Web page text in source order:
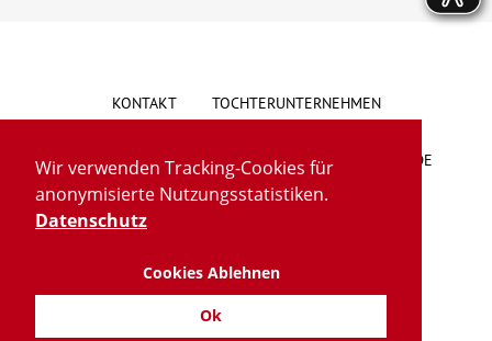
Wir verwenden Tracking-Cookies für
anonymisierte Nutzungsstatistiken.
Datenschutz
Cookies Ablehnen
Ok
KONTAKT TOCHTERUNTERNEHMEN
HINWEISGEBERSYSTEM VORSCHLAG/BESCHWERDE
LIEFERKETTENGESETZ
IMPRESSUM DATENSCHUTZ